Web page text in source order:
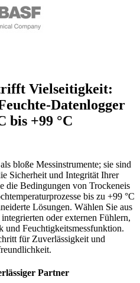
Vielseitigkeit:
Datenlogger
bis +99 °C
bloße Messinstrumente; sie sind
Sicherheit und Integrität Ihrer
die Bedingungen von Trockeneis
bis zu +99 °C
Lösungen. Wählen Sie aus
oder externen Fühlern,
und Feuchtigkeitsmessfunktion.
für Zuverlässigkeit und
Partner